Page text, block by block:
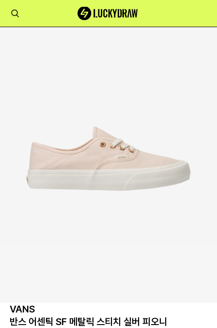
VANS
반스 어센틱 SF 메탈릭 스티치 실버 피오니